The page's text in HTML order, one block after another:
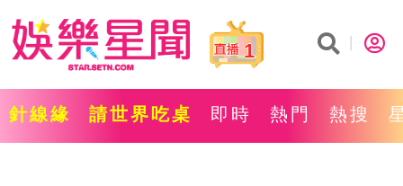
1
針線緣 請世界吃桌 即時 熱門 熱搜